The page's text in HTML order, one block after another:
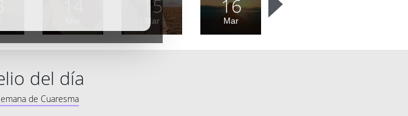
15
Mar
16
Mar
del día
de Cuaresma